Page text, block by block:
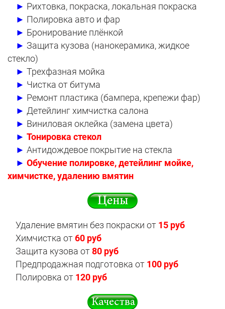
► Рихтовка, покраска, локальная покраска
► Полировка авто и фар
► Бронирование плёнкой
► Защита кузова (нанокерамика, жидкое
стекло)
► Трехфазная мойка
► Чистка от битума
► Ремонт пластика (бампера, крепежи фар)
► Детейлинг химчистка салона
► Виниловая оклейка (замена цвета)
► Тонировка стекол
► Антидождевое покрытие на стекла
► Обучение полировке, детейлинг мойке,
химчистке, удалению вмятин
Удаление вмятин без покраски от 15 руб
Химчистка от60 руб
Защита кузова от80 руб
Предпродажная подготовка от 100 руб
Полировка от 120 руб